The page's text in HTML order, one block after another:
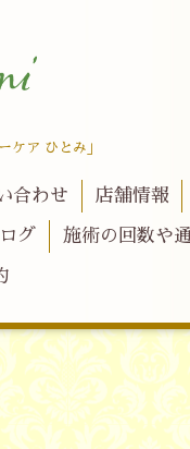
ケア ひとみ」
合わせ 店舗情報
グ 施術の回数や